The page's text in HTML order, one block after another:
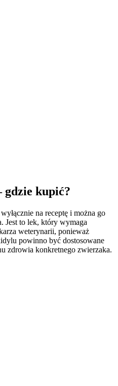
kupić?
na receptę i można go
Jest to lek, który wymaga
weterynarii, ponieważ
powinno być dostosowane
zdrowia konkretnego zwierzaka.